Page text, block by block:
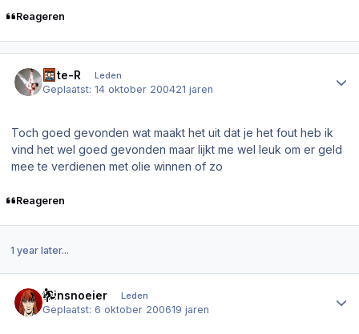
Reageren
Pete-R Leden
Geplaatst:14 oktober 200421 jaren
Toch goed gevonden wat maakt het uit dat je het fout heb ik
vind het wel goed gevonden maar lijkt me wel leuk om er geld
mee te verdienen met olie winnen of zo
Reageren
1 year later...
tuinsnoeier Leden
Geplaatst:6 oktober 200619 jaren